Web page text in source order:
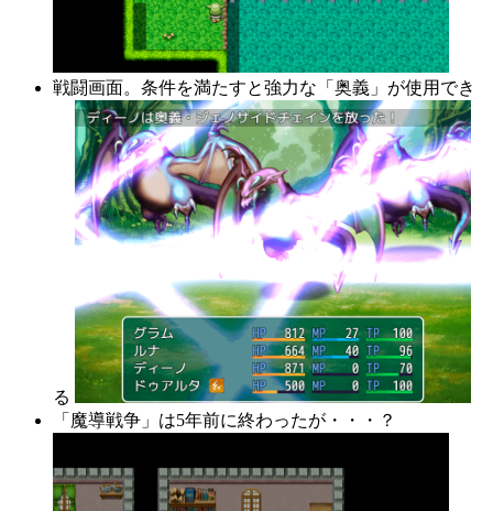
戦闘画面。条件を満たすと強力な「奥義」が使用でき
る
「魔導戦争」は5年前に終わったが・・・？